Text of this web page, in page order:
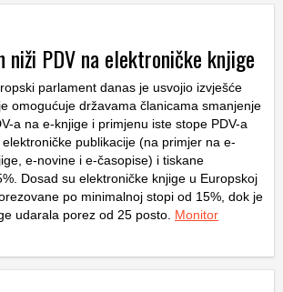
niži PDV na elektroničke knjige
parlament danas je usvojio izvješće
omogućuje državama članicama smanjenje
a na e-knjige i primjenu iste stope PDV-a
elektroničke publikacije (na primjer na e-
e-novine i e-časopise) i tiskane
Dosad su elektroničke knjige u Europskoj
po minimalnoj stopi od 15%, dok je
udarala porez od 25 posto. Monitor